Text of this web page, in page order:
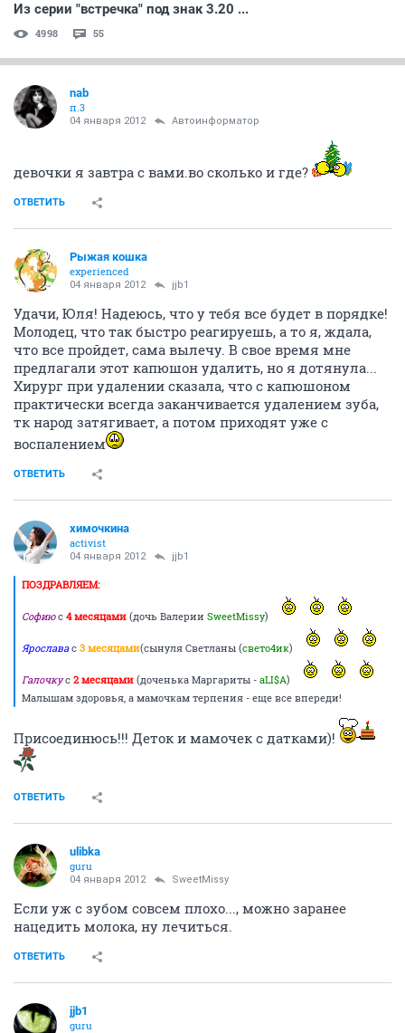
Из серии "встречка" под знак 3.20 ...
4998 55
nab
п.3
04 января 2012 Автоинформатор
девочки я завтра с вами.во сколько и где?
ОТВЕТИТЬ
Рыжая кошка
experienced
04 января 2012 jjb1
Удачи, Юля! Надеюсь, что у тебя все будет в порядке!
Молодец, что так быстро реагируешь, а то я, ждала,
что все пройдет, сама вылечу. В свое время мне
предлагали этот капюшон удалить, но я дотянула...
Хирург при удалении сказала, что с капюшоном
практически всегда заканчивается удалением зуба,
тк народ затягивает, а потом приходят уже с
воспалением
ОТВЕТИТЬ
химочкина
activist
04 января 2012 jjb1
ПОЗДРАВЛЯЕМ:
Софиюс 4 месяцами (дочь Валерии SweetMissy)
Ярославас 3 месяцами(сынуля Светланы (свето4ик)
Галочкус 2 месяцами (доченька Маргариты - aLI$A)
Малышам здоровья, а мамочкам терпения - еще все впереди!
Присоединюсь!!! Деток и мамочек с датками)!
ОТВЕТИТЬ
ulibka
guru
04 января 2012 SweetMissy
Если уж с зубом совсем плохо..., можно заранее
нацедить молока, ну лечиться.
ОТВЕТИТЬ
jjb1
guru